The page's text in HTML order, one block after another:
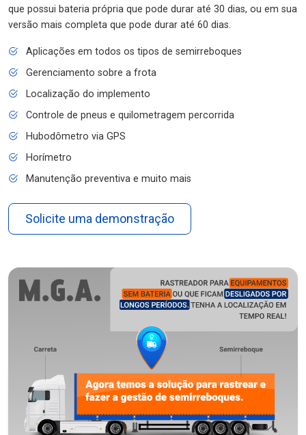
que possui bateria própria que pode durar até 30 dias, ou em sua
versão mais completa que pode durar até 60 dias.
Aplicações em todos os tipos de semirreboques
Gerenciamento sobre a frota
Localização do implemento
Controle de pneus e quilometragem percorrida
Hubodômetro via GPS
Horímetro
Manutenção preventiva e muito mais
Solicite uma demonstração